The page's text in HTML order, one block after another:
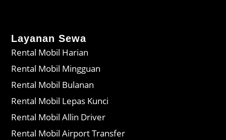
Layanan Sewa
Rental Mobil Harian
Rental Mobil Mingguan
Rental Mobil Bulanan
Rental Mobil Lepas Kunci
Rental Mobil Allin Driver
Rental Mobil Airport Transfer